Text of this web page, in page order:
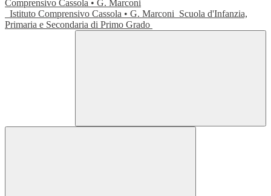
Istituto Comprensivo Cassola • G. Marconi Scuola d'Infanzia,
Primaria e Secondaria di Primo Grado